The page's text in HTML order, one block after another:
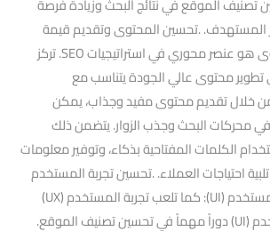
المستهدف. .تحسين المحتوى وتقديم قيمة
مضافة: كذلك المحتوى هو عنصر محوري في استراتيجيات SEO. تركز
محتوى عالي الجودة يتناسب مع
خلال تقديم محتوى مفيد وجذاب، يمكن
محركات البحث وجذب الزوار. يتضمن ذلك
الكلمات المفتاحية بذكاء، وتوفير معلومات
احتياجات العملاء. .تحسين تجربة المستخدم
(UX) وتجربة واجهة المستخدم (UI): كما تلعب تجربة المستخدم (UX)
وتجربة واجهة المستخدم (UI) دوراً مهماً في تحسين تصنيف الموقع.